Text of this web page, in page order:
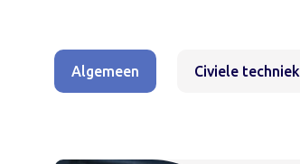
Algemeen Civiele techniek